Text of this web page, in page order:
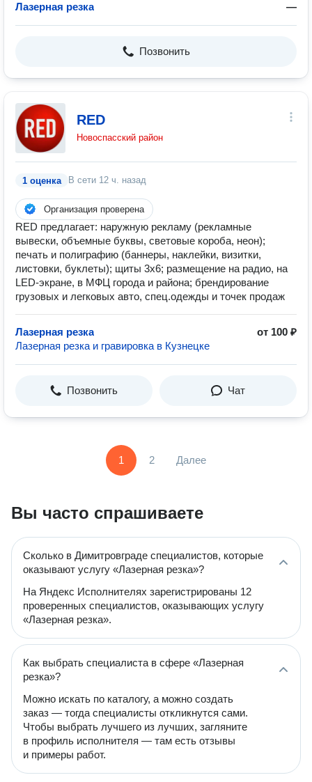
Лазерная резка —
Позвонить
RED
Новоспасский район
1 оценка В сети 12 ч. назад
Организация проверена
RED предлагает: наружную рекламу (рекламные
вывески, объемные буквы, световые короба, неон);
печать и полиграфию (баннеры, наклейки, визитки,
листовки, буклеты); щиты 3х6; размещение на радио, на
LED‑экране, в МФЦ города и района; брендирование
грузовых и легковых авто, спец.одежды и точек продаж
Лазерная резка
от 100 ₽
Лазерная резка и гравировка в Кузнецке
Позвонить Чат
1 2 Далее
Вы часто спрашиваете
Сколько в Димитровграде специалистов, которые
оказывают услугу «Лазерная резка»?
На Яндекс Исполнителях зарегистрированы 12
проверенных специалистов, оказывающих услугу
«Лазерная резка».
Как выбрать специалиста в сфере «Лазерная
резка»?
Можно искать по каталогу, а можно создать
заказ — тогда специалисты откликнутся сами.
Чтобы выбрать лучшего из лучших, загляните
в профиль исполнителя — там есть отзывы
и примеры работ.